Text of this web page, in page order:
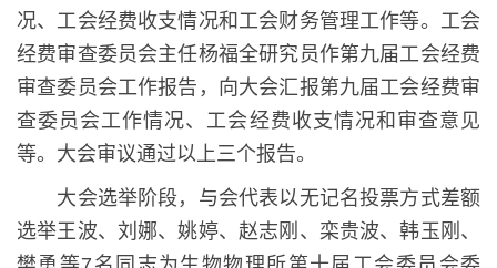
况、工会经费收支情况和工会财务管理工作等。工会
经费审查委员会主任杨福全研究员作第九届工会经费
审查委员会工作报告，向大会汇报第九届工会经费审
查委员会工作情况、工会经费收支情况和审查意见
等。大会审议通过以上三个报告。
大会选举阶段，与会代表以无记名投票方式差额
选举王波、刘娜、姚婷、赵志刚、栾贵波、韩玉刚、